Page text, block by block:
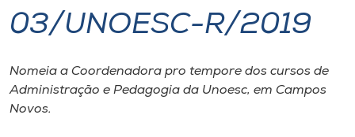
I.nova
Diplomados
03/UNOESC-R/2019
Nomeia a Coordenadora pro tempore dos cursos de
Administração e Pedagogia da Unoesc, em Campos
Novos.